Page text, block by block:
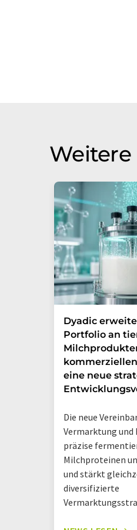
Weitere
Dyadic
Portfolio an
eine neue
Die neue
Vermarktung und
präzise
Milchproteinen
und stärkt
diversifizierte